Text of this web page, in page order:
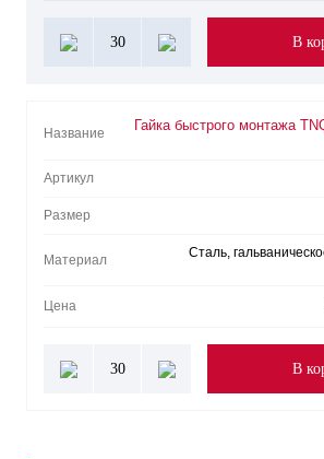
30 В
Название
Гайка быстрого монтажа
Артикул
Размер
Материал
Сталь,
Цена
30 В